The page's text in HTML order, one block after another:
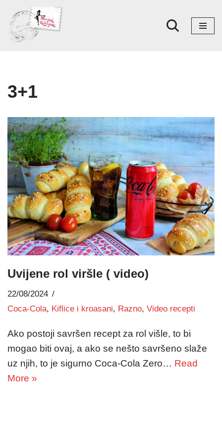
Skoči
na
3+1
Uvijene rol viršle ( video)
22/08/2024
Coca-Cola, Kiflice i kroasani, Razno, Video recepti
Ako postoji savršen recept za rol višle, to bi
mogao biti ovaj, a ako se nešto savršeno slaže
uz njih, to je sigurno Coca-Cola Zero… Read
More »